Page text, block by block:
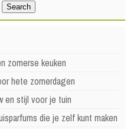
zomerse keuken
hete zomerdagen
en stijl voor je tuin
die je zelf kunt maken